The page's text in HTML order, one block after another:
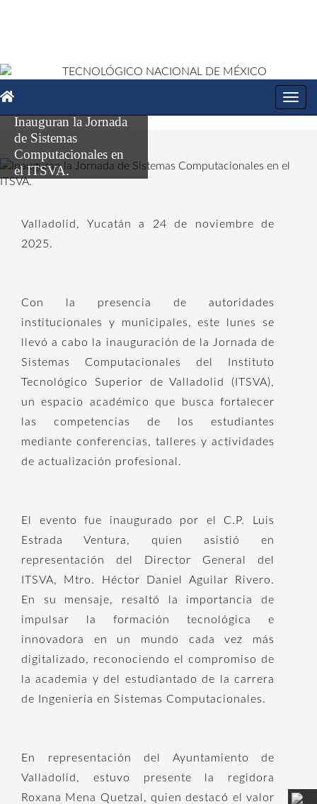
Inauguran la Jornada
de Sistemas
Computacionales en
el ITSVA.
Valladolid, Yucatán a 24 de noviembre de
2025.
Con la presencia de autoridades
institucionales y municipales, este lunes se
llevó a cabo la inauguración de la Jornada de
Sistemas Computacionales del Instituto
Tecnológico Superior de Valladolid (ITSVA),
un espacio académico que busca fortalecer
las competencias de los estudiantes
mediante conferencias, talleres y actividades
de actualización profesional.
El evento fue inaugurado por el C.P. Luis
Estrada Ventura, quien asistió en
representación del Director General del
ITSVA, Mtro. Héctor Daniel Aguilar Rivero.
En su mensaje, resaltó la importancia de
impulsar la formación tecnológica e
innovadora en un mundo cada vez más
digitalizado, reconociendo el compromiso de
la academia y del estudiantado de la carrera
de Ingeniería en Sistemas Computacionales.
En representación del Ayuntamiento de
Valladolid, estuvo presente la regidora
Roxana Mena Quetzal, quien destacó el valor